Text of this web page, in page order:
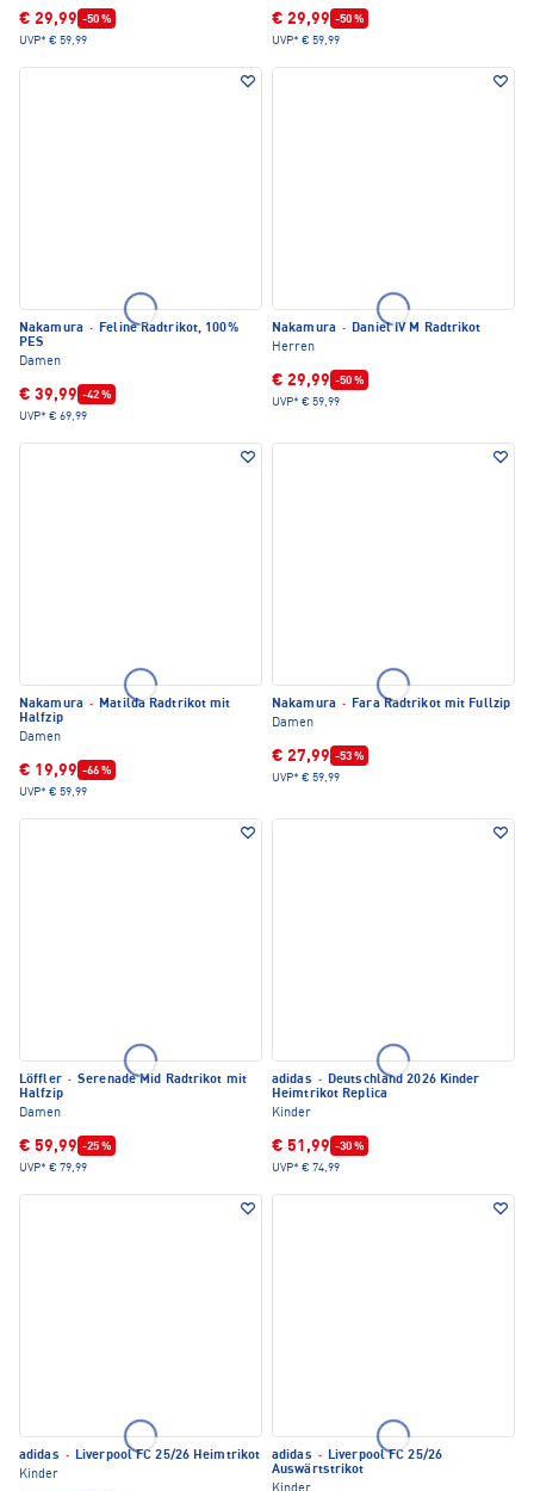
€ 29,99 -50 %
UVP* € 59,99
€ 29,99 -50 %
UVP* € 59,99
Nakamura · Feline Radtrikot, 100%
PES
Damen
€ 39,99 -42 %
UVP* € 69,99
Nakamura · Daniel IV M Radtrikot
Herren
€ 29,99 -50 %
UVP* € 59,99
Nakamura · Matilda Radtrikot mit
Halfzip
Damen
€ 19,99 -66 %
UVP* € 59,99
Nakamura · Fara Radtrikot mit Fullzip
Damen
€ 27,99 -53 %
UVP* € 59,99
Löffler · Serenade Mid Radtrikot mit
Halfzip
Damen
€ 59,99 -25 %
UVP* € 79,99
adidas · Deutschland 2026 Kinder
Heimtrikot Replica
Kinder
€ 51,99 -30 %
UVP* € 74,99
adidas · Liverpool FC 25/26 Heimtrikot
Kinder
adidas · Liverpool FC 25/26
Auswärtstrikot